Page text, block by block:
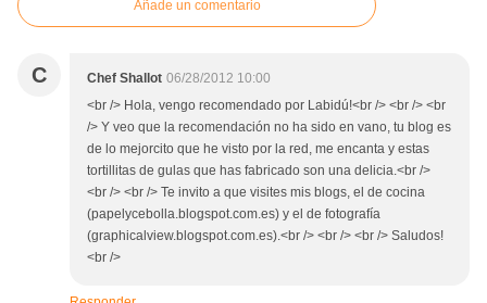
Añade un comentario
C Chef Shallot 06/28/2012 10:00
<br /> Hola, vengo recomendado por Labidú!<br /> <br /> <br
/> Y veo que la recomendación no ha sido en vano, tu blog es
de lo mejorcito que he visto por la red, me encanta y estas
tortillitas de gulas que has fabricado son una delicia.<br />
<br /> <br /> Te invito a que visites mis blogs, el de cocina
(papelycebolla.blogspot.com.es) y el de fotografía
(graphicalview.blogspot.com.es).<br /> <br /> <br /> Saludos!
<br />